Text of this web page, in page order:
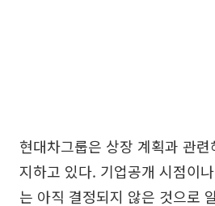
현대차그룹은 상장 계획과 관
지하고 있다. 기업공개 시점이
는 아직 결정되지 않은 것으로